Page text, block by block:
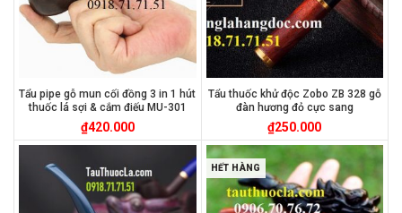
Tẩu pipe gỗ mun cối đồng 3 in 1 hút
thuốc lá sợi & cắm điếu MU-301
₫420.000
Tẩu thuốc khử độc Zobo ZB 328 gỗ
đàn hương đỏ cực sang
₫250.000
HẾT HÀNG